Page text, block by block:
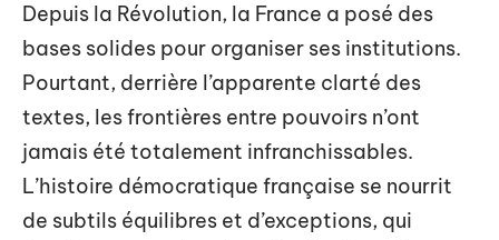
Depuis la Révolution, la France a posé des
bases solides pour organiser ses institutions.
Pourtant, derrière l’apparente clarté des
textes, les frontières entre pouvoirs n’ont
jamais été totalement infranchissables.
L’histoire démocratique française se nourrit
de subtils équilibres et d’exceptions, qui